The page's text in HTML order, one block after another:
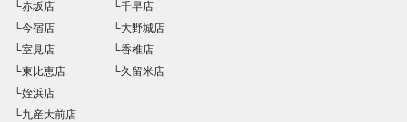
└赤坂店
└今宿店
└室見店
└東比恵店
└姪浜店
└九産大前店
└千早店
└大野城店
└香椎店
└久留米店